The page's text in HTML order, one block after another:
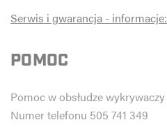
Serwis i gwarancja - informacje:
POMOC
Pomoc w obsłudze wykrywaczy
Numer telefonu 505 741 349